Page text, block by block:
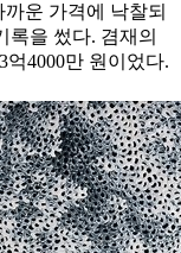
운 가격에 낙찰되
록을 썼다. 겸재의
억4000만 원이었다.